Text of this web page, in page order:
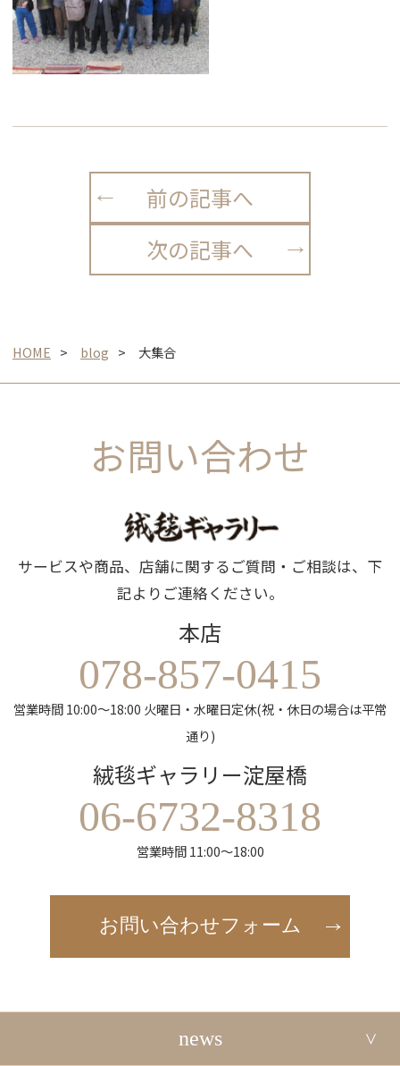
前の記事へ
次の記事へ
HOME blog 大集合
お問い合わせ
サービスや商品、店舗に関するご質問・ご相談は、下
記よりご連絡ください。
本店
078-857-0415
営業時間 10:00～18:00 火曜日・水曜日定休(祝・休日の場合は平常
通り)
絨毯ギャラリー淀屋橋
06-6732-8318
営業時間 11:00～18:00
お問い合わせフォーム
news